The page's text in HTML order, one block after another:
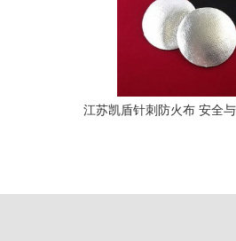
江苏凯盾针刺防火布 安全